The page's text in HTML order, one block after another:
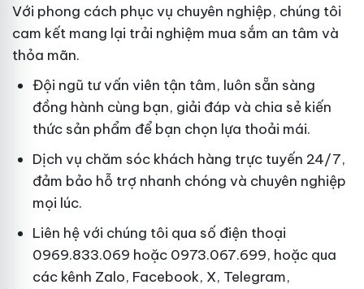
Với phong cách phục vụ chuyên nghiệp, chúng tôi
cam kết mang lại trải nghiệm mua sắm an tâm và
thỏa mãn.
Đội ngũ tư vấn viên tận tâm, luôn sẵn sàng
đồng hành cùng bạn, giải đáp và chia sẻ kiến
thức sản phẩm để bạn chọn lựa thoải mái.
Dịch vụ chăm sóc khách hàng trực tuyến 24/7,
đảm bảo hỗ trợ nhanh chóng và chuyên nghiệp
mọi lúc.
Liên hệ với chúng tôi qua số điện thoại
0969.833.069 hoặc 0973.067.699, hoặc qua
các kênh Zalo, Facebook, X, Telegram,